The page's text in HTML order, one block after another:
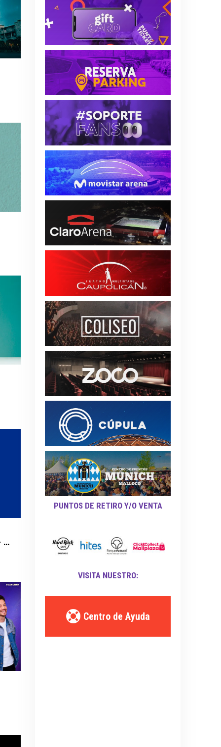
Universidad de Chile vs. Palestino - Liga de Primera Mercado Libre - Fecha 18
PUNTOS DE RETIRO Y/O VENTA
VISITA NUESTRO:
Centro de Ayuda